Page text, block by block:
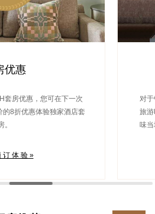
优惠
套房优惠，您可在下一次
8折优惠体验独家酒店套
。
订 体 验 »
对
旅
味